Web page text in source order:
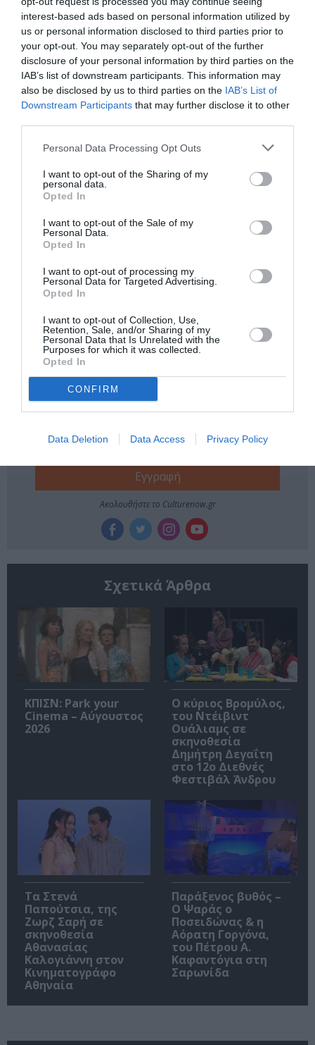
interest-based ads based on personal information utilized by
us or personal information disclosed to third parties prior to
your opt-out. You may separately opt-out of the further
disclosure of your personal information by third parties on the
IAB’s list of downstream participants. This information may
also be disclosed by us to third parties on the IAB’s List of
Downstream Participants that may further disclose it to other
Personal Data Processing Opt Outs
I want to opt-out of the Sharing of my
personal data.
Opted In
I want to opt-out of the Sale of my
Personal Data.
Opted In
I want to opt-out of processing my
Personal Data for Targeted Advertising.
Opted In
I want to opt-out of Collection, Use,
Retention, Sale, and/or Sharing of my
Personal Data that Is Unrelated with the
Purposes for which it was collected.
Opted In
CONFIRM
Data Deletion Data Access Privacy Policy
Τηλ: 2103464380 |sychronotheatro.gr
Ακολουθήστε το Culturenow.gr στοGoogle Newsκαι
μάθετε πρώτοι όλες τις ειδήσεις
Δείτε όλα τατελευταία νέαγια την Τέχνη και τον
Νέοι Διαγωνισμοί❯
Tags
ΑΝΤΩΝΗΣ ΤΣΙΟΤΣΙΟΠΟΥΛΟΣ
ΒΑΣΙΛΗΣ ΚΟΥΚΑΛΑΝΙ
ΓΙΑΝΝΗΣ ΣΠΑΝΟΣ
ΔΡΑΣΤΗΡΙΟΤΗΤΕΣ ΓΙΑ ΠΑΙΔΙΑ
ΜΑΡΓΑΡΙΤΑ ΤΡΙΚΚΑ
ΠΑΙΔΙΚΕΣ ΠΑΡΑΣΤΑΣΕΙΣ 2024 – 2025
ΣΥΝΤΕΧΝΙΑ ΤΟΥ ΓΕΛΙΟΥ
Newsletter
Κάθε βδομάδα στο e-mail σας τα τελευταία νέα για
την Τέχνη και τον Πολιτισμό!
Ακολουθήστε το Culturenow.gr
Σχετικά Άρθρα
ΚΠΙΣΝ: Park your
Cinema – Αύγουστος
2026
O κύριος Βρομύλος,
του Ντέιβιντ
Ουάλιαμς σε
σκηνοθεσία
Δημήτρη Δεγαΐτη
στο 12ο Διεθνές
Φεστιβάλ Άνδρου
Τα Στενά
Παπούτσια, της
Ζωρζ Σαρή σε
σκηνοθεσία
Αθανασίας
Καλογιάννη στον
Κινηματογράφο
Αθηναία
Παράξενος βυθός –
Ο Ψαράς ο
Ποσειδώνας & η
Αόρατη Γοργόνα,
του Πέτρου Α.
Καφαντόγια στη
Σαρωνίδα